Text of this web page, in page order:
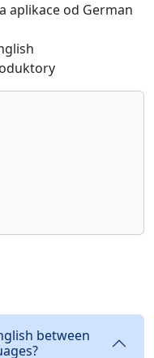
aplikace od German
between